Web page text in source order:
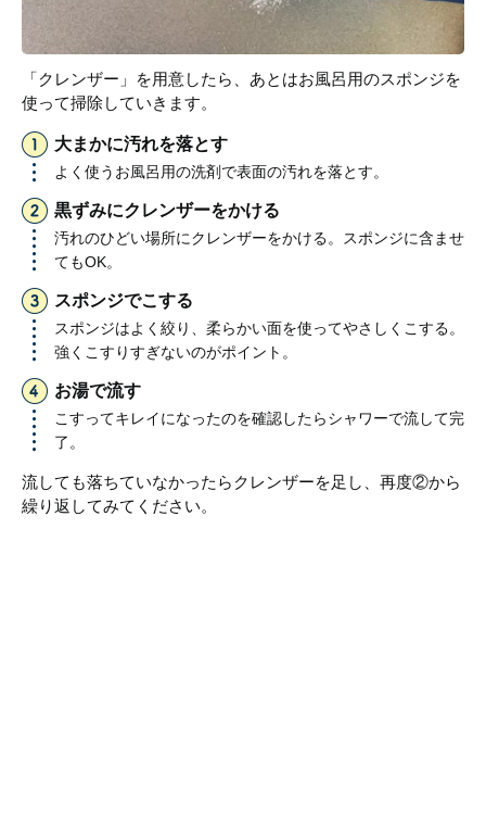
「クレンザー」を用意したら、あとはお風呂用のスポンジを
使って掃除していきます。
大まかに汚れを落とす
よく使うお風呂用の洗剤で表面の汚れを落とす。
黒ずみにクレンザーをかける
汚れのひどい場所にクレンザーをかける。スポンジに含ませ
てもOK。
スポンジでこする
スポンジはよく絞り、柔らかい面を使ってやさしくこする。
強くこすりすぎないのがポイント。
お湯で流す
こすってキレイになったのを確認したらシャワーで流して完
了。
流しても落ちていなかったらクレンザーを足し、再度②から
繰り返してみてください。